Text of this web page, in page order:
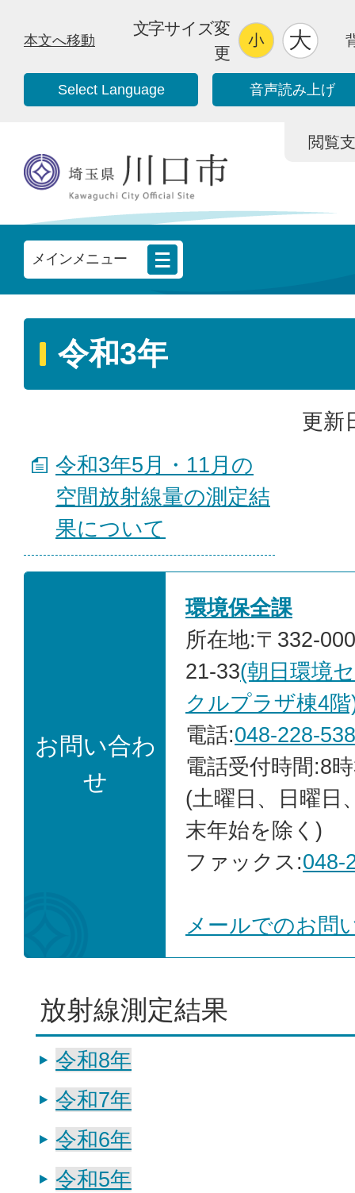
本文へ移動
文字サイズ変
更
Select Language 音声読み上げ
閲覧
メインメニュー
令和3年
更新
令和3年5月・11月の
空間放射線量の測定結
果について
お問い合わ
せ
環境保全課
所在地:〒332-
21-33(朝日環境
クルプラザ棟4
電話:048-228-
電話受付時間:8
(土曜日、日曜日
末年始を除く)
ファックス:048-
メールでのお問
放射線測定結果
令和8年
令和7年
令和6年
令和5年